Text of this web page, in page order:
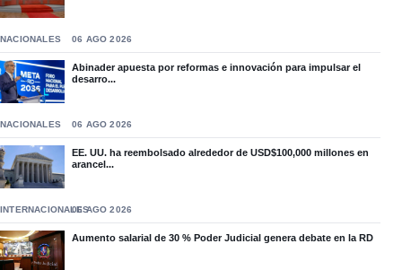
NACIONALES 06 AGO 2026
Abinader apuesta por reformas e innovación para impulsar el
desarro...
NACIONALES 06 AGO 2026
EE. UU. ha reembolsado alrededor de USD$100,000 millones en
arancel...
INTERNACIONALES06 AGO 2026
Aumento salarial de 30 % Poder Judicial genera debate en la RD